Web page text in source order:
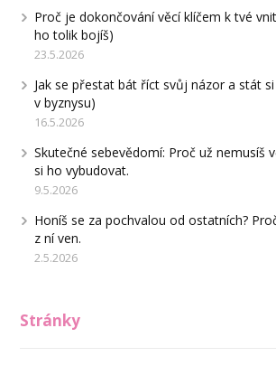
Proč je dokončování věcí klíčem k tvé
ho tolik bojíš)
23.5.2026
Jak se přestat bát říct svůj názor a stát
v byznysu)
16.5.2026
Skutečné sebevědomí: Proč už nemusíš
si ho vybudovat.
9.5.2026
Honíš se za pochvalou od ostatních?
z ní ven.
2.5.2026
Stránky